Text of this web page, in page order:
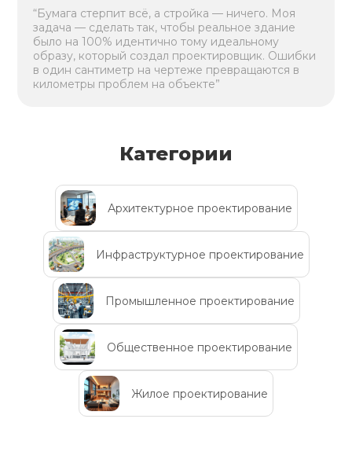
“Бумага стерпит всё, а стройка — ничего. Моя
задача — сделать так, чтобы реальное здание
было на 100% идентично тому идеальному
образу, который создал проектировщик. Ошибки
в один сантиметр на чертеже превращаются в
километры проблем на объекте”
Категории
Архитектурное проектирование
Инфраструктурное проектирование
Промышленное проектирование
Общественное проектирование
Жилое проектирование